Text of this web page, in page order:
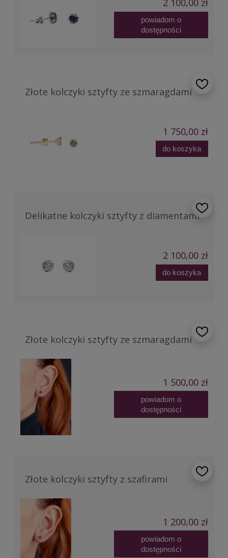
2 100,00 zł
powiadom o
dostępności
Złote kolczyki sztyfty ze szmaragdami
1 750,00 zł
do koszyka
Delikatne kolczyki sztyfty z diamentami
2 100,00 zł
do koszyka
Złote kolczyki sztyfty ze szmaragdami
1 500,00 zł
powiadom o
dostępności
Złote kolczyki sztyfty z szafirami
1 200,00 zł
powiadom o
dostępności